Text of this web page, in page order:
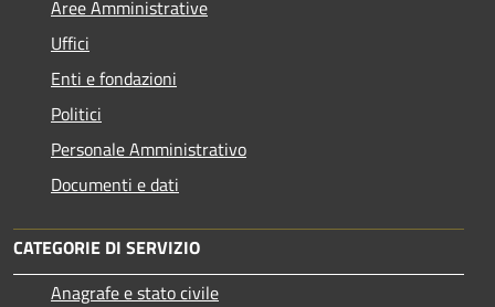
Aree Amministrative
Uffici
Enti e fondazioni
Politici
Personale Amministrativo
Documenti e dati
CATEGORIE DI SERVIZIO
Anagrafe e stato civile